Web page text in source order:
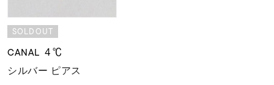
SOLDOUT
CANAL ４℃
シルバー ピアス